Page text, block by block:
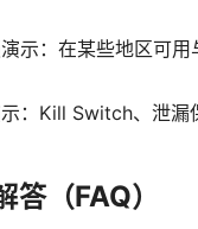
示：在某些地区可
：Kill Switch、泄漏
答（FAQ）